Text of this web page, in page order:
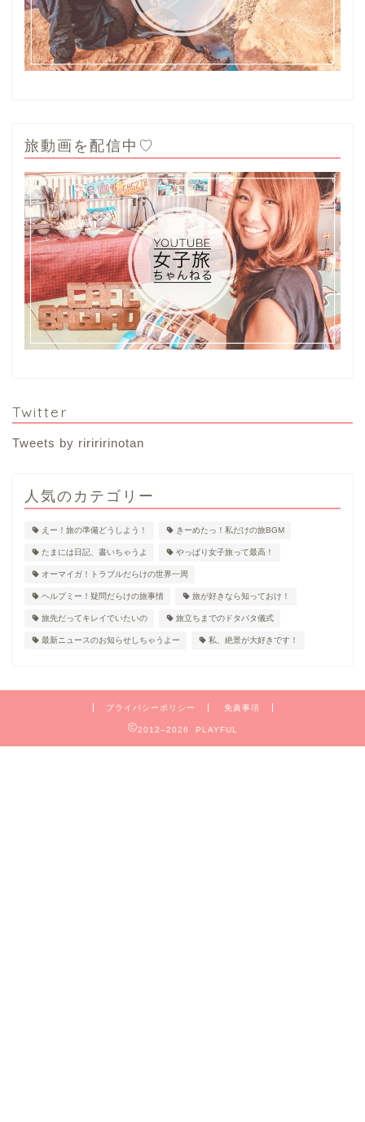
旅動画を配信中♡
Twitter
Tweets by ririririnotan
人気のカテゴリー
えー！旅の準備どうしよう！ きーめたっ！私だけの旅BGM
たまには日記、書いちゃうよ やっぱり女子旅って最高！
オーマイガ！トラブルだらけの世界一周
ヘルプミー！疑問だらけの旅事情 旅が好きなら知っておけ！
旅先だってキレイでいたいの 旅立ちまでのドタバタ儀式
最新ニュースのお知らせしちゃうよー 私、絶景が大好きです！
プライバシーポリシー 免責事項
2012–2026 PLAYFUL